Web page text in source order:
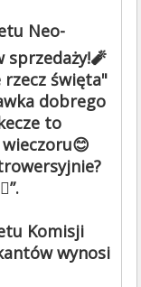
Neo-
sprzedaży!🧨
święta"
dobrego
to
Komisji
wynosi